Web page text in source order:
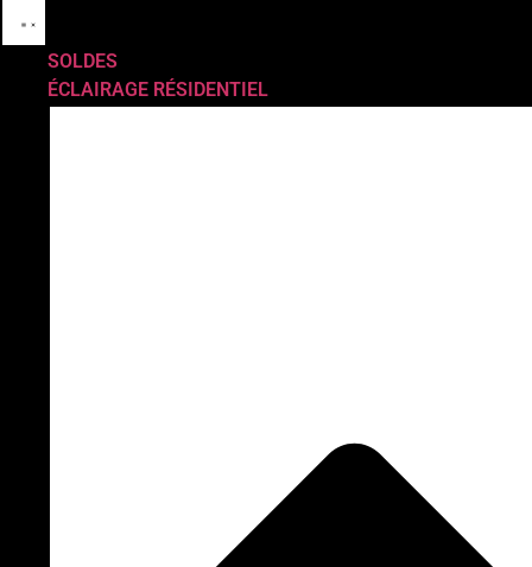
SOLDES
ÉCLAIRAGE RÉSIDENTIEL